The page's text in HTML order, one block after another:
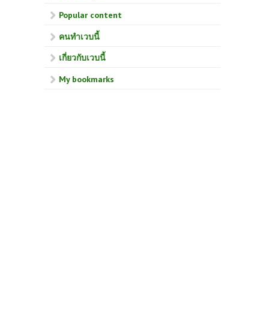
Popular content
คนทำเวบนี้
เกี่ยวกับเวบนี้
My bookmarks